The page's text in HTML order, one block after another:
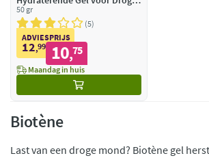
Mond
50 gr
5
ADVIESPRIJS
12,99 10,75
Maandag in huis
Biotène
Last van een droge mond? Biotène gel